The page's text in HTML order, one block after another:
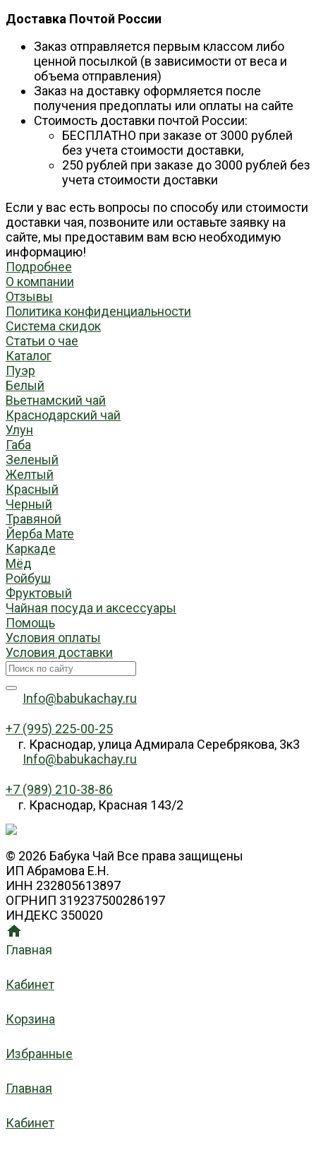
Доставка Почтой России
Заказ отправляется первым классом либо
ценной посылкой (в зависимости от веса и
объема отправления)
Заказ на доставку оформляется после
получения предоплаты или оплаты на сайте
Стоимость доставки почтой России:
БЕСПЛАТНО при заказе от 3000 рублей
без учета стоимости доставки,
250 рублей при заказе до 3000 рублей без
учета стоимости доставки
Если у вас есть вопросы по способу или стоимости
доставки чая, позвоните или оставьте заявку на
сайте, мы предоставим вам всю необходимую
информацию!
Подробнее
О компании
Отзывы
Политика конфиденциальности
Система скидок
Статьи о чае
Каталог
Пуэр
Белый
Вьетнамский чай
Краснодарский чай
Улун
Габа
Зеленый
Желтый
Красный
Черный
Травяной
Йерба Мате
Каркаде
Мёд
Ройбуш
Фруктовый
Чайная посуда и аксессуары
Помощь
Условия оплаты
Условия доставки
Info@babukachay.ru
+7 (995) 225-00-25
г. Краснодар, улица Адмирала Серебрякова, 3к3
Info@babukachay.ru
+7 (989) 210-38-86
г. Краснодар, Красная 143/2
© 2026 Бабука Чай Все права защищены
ИП Абрамова Е.Н.
ИНН 232805613897
ОГРНИП 319237500286197
ИНДЕКС 350020
Главная
Кабинет
Корзина
Избранные
Главная
Кабинет